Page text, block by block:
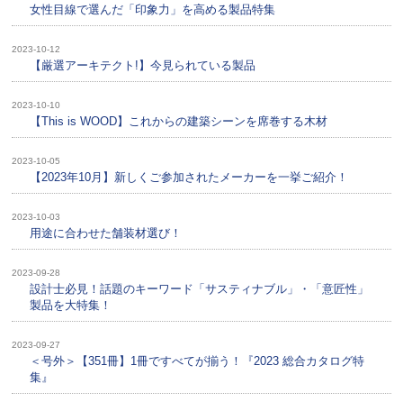
女性目線で選んだ「印象力」を高める製品特集
2023-10-12
【厳選アーキテクト!】今見られている製品
2023-10-10
【This is WOOD】これからの建築シーンを席巻する木材
2023-10-05
【2023年10月】新しくご参加されたメーカーを一挙ご紹介！
2023-10-03
用途に合わせた舗装材選び！
2023-09-28
設計士必見！話題のキーワード「サスティナブル」・「意匠性」
製品を大特集！
2023-09-27
＜号外＞【351冊】1冊ですべてが揃う！『2023 総合カタログ特
集』